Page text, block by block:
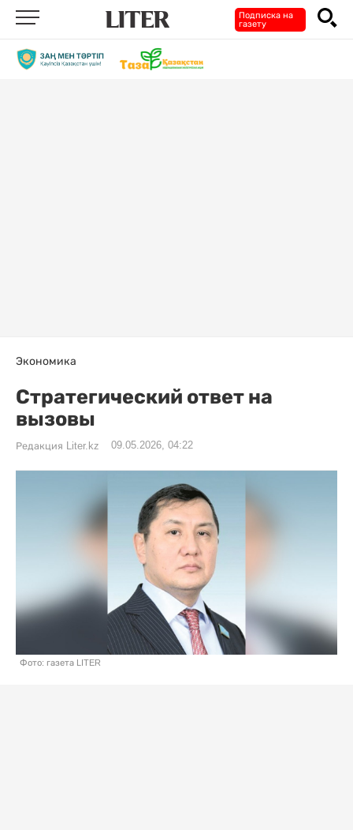
Подписка на
газету
Экономика
Стратегический ответ на
вызовы
Редакция Liter.kz 09.05.2026, 04:22
Фото: газета LITER